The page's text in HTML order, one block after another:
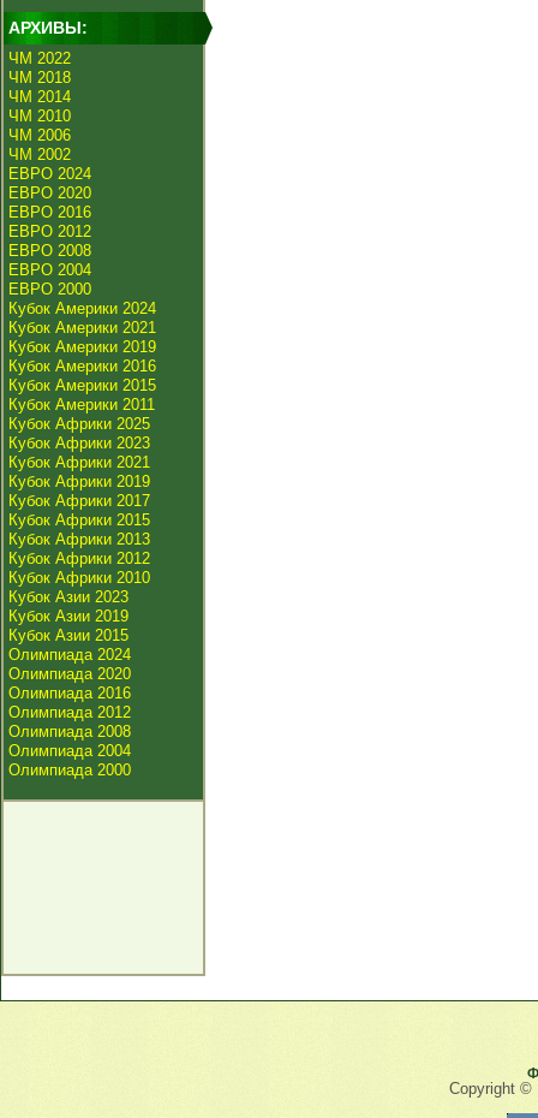
АРХИВЫ:
ЧМ 2022
ЧМ 2018
ЧМ 2014
ЧМ 2010
ЧМ 2006
ЧМ 2002
ЕВРО 2024
ЕВРО 2020
ЕВРО 2016
ЕВРО 2012
ЕВРО 2008
ЕВРО 2004
ЕВРО 2000
Кубок Америки 2024
Кубок Америки 2021
Кубок Америки 2019
Кубок Америки 2016
Кубок Америки 2015
Кубок Америки 2011
Кубок Африки 2025
Кубок Африки 2023
Кубок Африки 2021
Кубок Африки 2019
Кубок Африки 2017
Кубок Африки 2015
Кубок Африки 2013
Кубок Африки 2012
Кубок Африки 2010
Кубок Азии 2023
Кубок Азии 2019
Кубок Азии 2015
Олимпиада 2024
Олимпиада 2020
Олимпиада 2016
Олимпиада 2012
Олимпиада 2008
Олимпиада 2004
Олимпиада 2000
Copyright ©